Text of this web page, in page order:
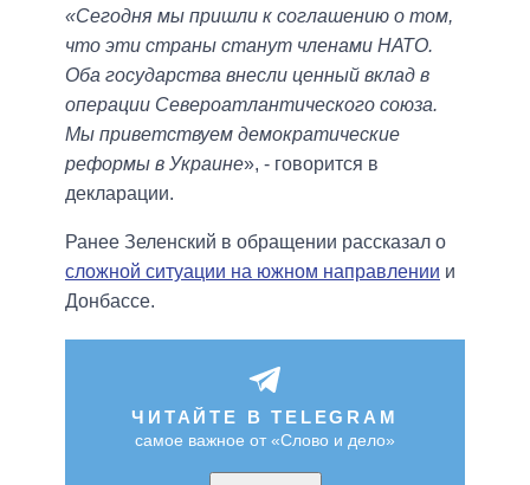
«Сегодня мы пришли к соглашению о том,
что эти страны станут членами НАТО.
Оба государства внесли ценный вклад в
операции Североатлантического союза.
Мы приветствуем демократические
реформы в Украине», - говорится в
декларации.
Ранее Зеленский в обращении рассказал о
сложной ситуации на южном направлении и
Донбассе.
ЧИТАЙТЕ В TELEGRAM
самое важное от «Слово и дело»